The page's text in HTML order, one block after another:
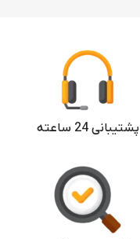
پشتیبانی 24 ساعته